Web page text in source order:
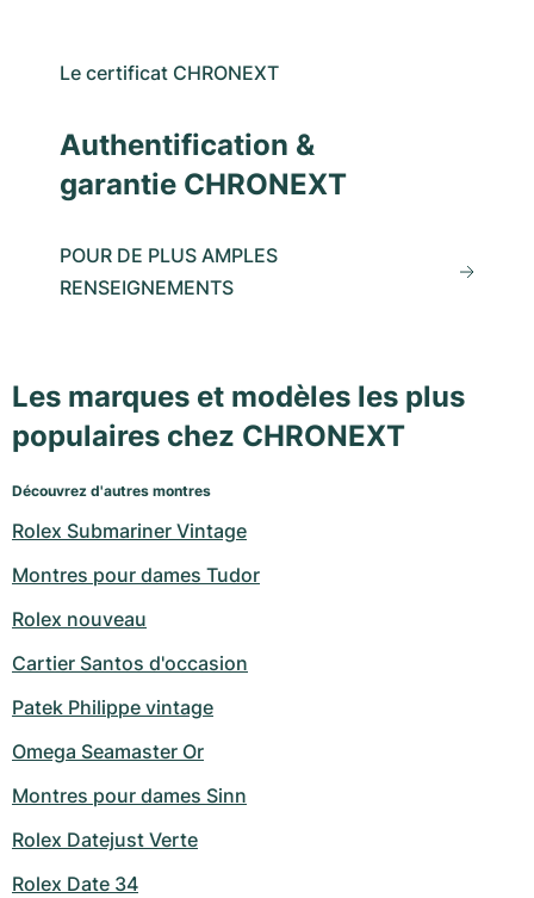
Le certificat CHRONEXT
Authentification &
garantie CHRONEXT
POUR DE PLUS AMPLES
RENSEIGNEMENTS
Les marques et modèles les plus
populaires chez CHRONEXT
Découvrez d'autres montres
Rolex Submariner Vintage
Montres pour dames Tudor
Rolex nouveau
Cartier Santos d'occasion
Patek Philippe vintage
Omega Seamaster Or
Montres pour dames Sinn
Rolex Datejust Verte
Rolex Date 34